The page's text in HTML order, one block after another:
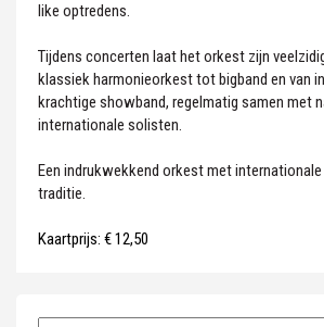
like optredens.
Tijdens concerten laat het orkest zijn
klassiek harmonieorkest tot bigband en van
krachtige showband, regelmatig samen met
internationale solisten.
Een indrukwekkend orkest met internationale
traditie.
Kaartprijs: € 12,50